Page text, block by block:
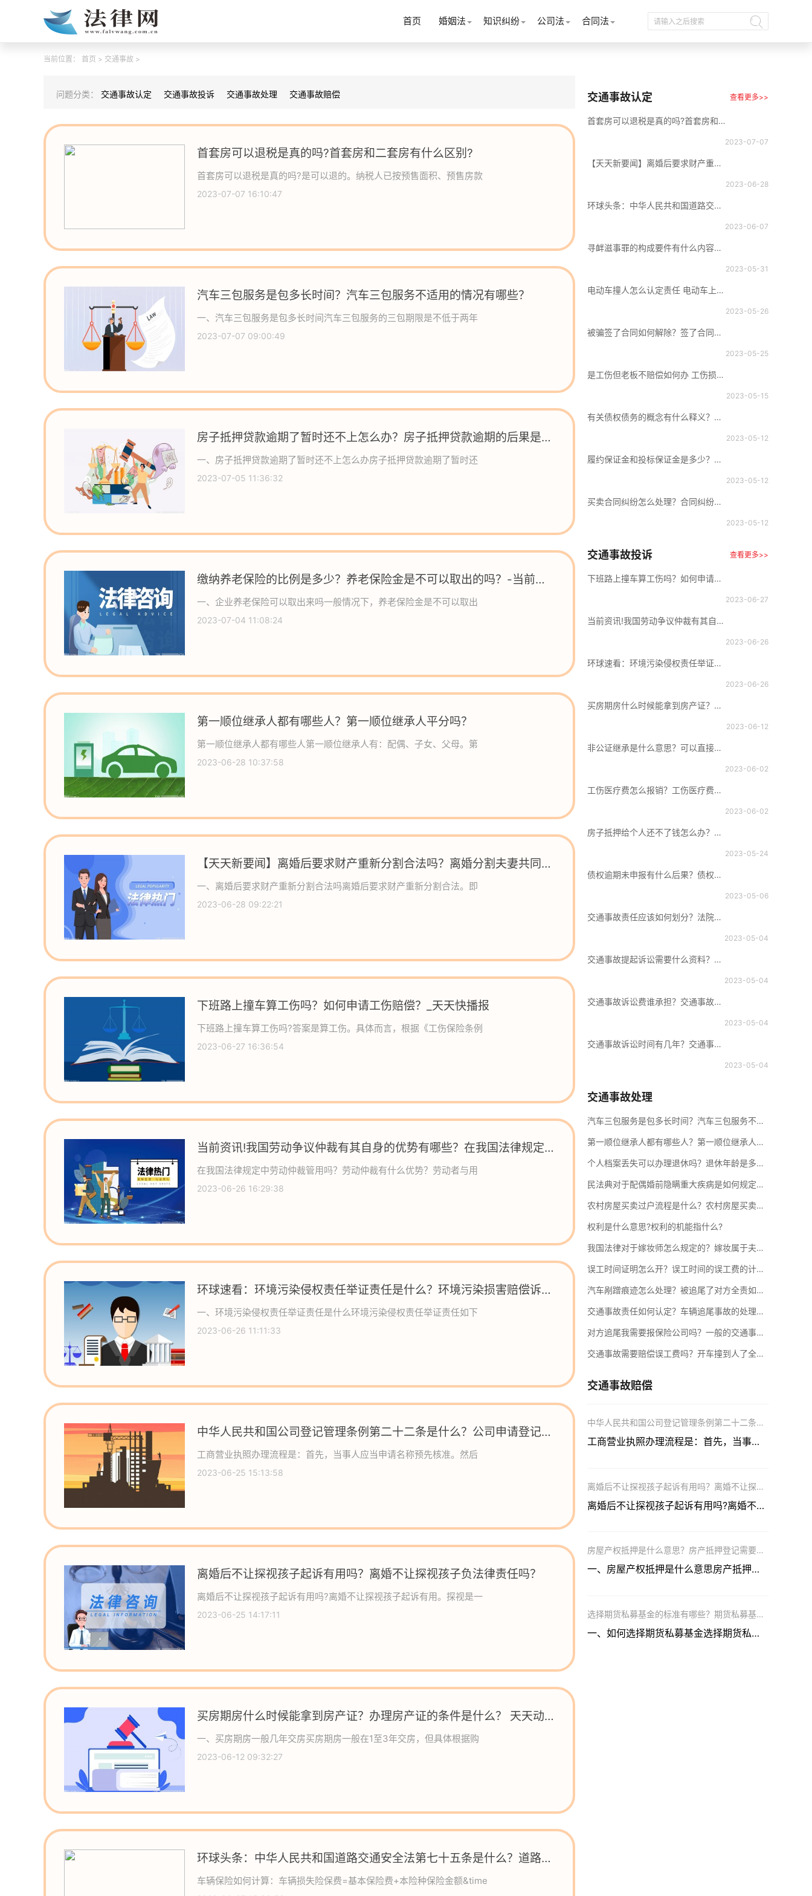
首页 婚姻法 知识纠纷 公司法 合同法
当前位置： 首页 > 交通事故 >
问题分类： 交通事故认定 交通事故投诉 交通事故处理 交通事故赔偿
首套房可以退税是真的吗?首套房和二套房有什么区别?
首套房可以退税是真的吗?是可以退的。纳税人已按预售面积、预售房款
2023-07-07 16:10:47
汽车三包服务是包多长时间？汽车三包服务不适用的情况有哪些？
一、汽车三包服务是包多长时间汽车三包服务的三包期限是不低于两年
2023-07-07 09:00:49
房子抵押贷款逾期了暂时还不上怎么办？房子抵押贷款逾期的后果是什
么？
一、房子抵押贷款逾期了暂时还不上怎么办房子抵押贷款逾期了暂时还
2023-07-05 11:36:32
缴纳养老保险的比例是多少？养老保险金是不可以取出的吗？-当前动
一、企业养老保险可以取出来吗一般情况下，养老保险金是不可以取出
2023-07-04 11:08:24
第一顺位继承人都有哪些人？第一顺位继承人平分吗？
第一顺位继承人都有哪些人第一顺位继承人有：配偶、子女、父母。第
2023-06-28 10:37:58
【天天新要闻】离婚后要求财产重新分割合法吗？离婚分割夫妻共同财
产的原则是什么？
一、离婚后要求财产重新分割合法吗离婚后要求财产重新分割合法。即
2023-06-28 09:22:21
下班路上撞车算工伤吗？如何申请工伤赔偿？_天天快播报
下班路上撞车算工伤吗?答案是算工伤。具体而言，根据《工伤保险条例
2023-06-27 16:36:54
当前资讯!我国劳动争议仲裁有其自身的优势有哪些？在我国法律规定
中劳动仲裁管用吗？
在我国法律规定中劳动仲裁管用吗？劳动仲裁有什么优势？劳动者与用
2023-06-26 16:29:38
环球速看：环境污染侵权责任举证责任是什么？环境污染损害赔偿诉讼
时效
一、环境污染侵权责任举证责任是什么环境污染侵权责任举证责任如下
2023-06-26 11:11:33
中华人民共和国公司登记管理条例第二十二条是什么？公司申请登记的
经营范围是什么？
工商营业执照办理流程是：首先，当事人应当申请名称预先核准。然后
2023-06-25 15:13:58
离婚后不让探视孩子起诉有用吗？离婚不让探视孩子负法律责任吗？
离婚后不让探视孩子起诉有用吗?离婚不让探视孩子起诉有用。探视是一
2023-06-25 14:17:11
买房期房什么时候能拿到房产证？办理房产证的条件是什么？ 天天动
一、买房期房一般几年交房买房期房一般在1至3年交房，但具体根据购
2023-06-12 09:32:27
环球头条：中华人民共和国道路交通安全法第七十五条是什么？道路交
通事故社会救助基金包含哪些内容？
车辆保险如何计算：车辆损失险保费=基本保险费+本险种保险金额&time
交通事故认定 查看更多>>
首套房可以退税是真的吗?首套房和二套房有什么区别?
2023-07-07
【天天新要闻】离婚后要求财产重新分割合法吗？离婚分割夫妻共同财产的原则是什么？
2023-06-28
环球头条：中华人民共和国道路交通安全法第七十五条是什么？道路交通事故社会救助基金包含哪些内容？
2023-06-07
寻衅滋事罪的构成要件有什么内容？寻衅滋事罪司法解释的法律依据是怎样的？
2023-05-31
电动车撞人怎么认定责任 电动车上牌照需要什么手续？
2023-05-26
被骗签了合同如何解除？签了合同不想干了要付违约金吗？
2023-05-25
是工伤但老板不赔偿如何办 工伤损害赔偿金怎么计算？
2023-05-15
有关债权债务的概念有什么释义？如何理解债权债务？
2023-05-12
履约保证金和投标保证金是多少？投标有效期是从投标人提交投标文件截止日起计算的吗？
2023-05-12
买卖合同纠纷怎么处理？合同纠纷诉讼解决时要注意什么问题？
2023-05-12
交通事故投诉 查看更多>>
下班路上撞车算工伤吗？如何申请工伤赔偿？_天天快播报
2023-06-27
当前资讯!我国劳动争议仲裁有其自身的优势有哪些？在我国法律规定中劳动仲裁管用吗？
2023-06-26
环球速看：环境污染侵权责任举证责任是什么？环境污染损害赔偿诉讼时效
2023-06-26
买房期房什么时候能拿到房产证？办理房产证的条件是什么？ 天天动态
2023-06-12
非公证继承是什么意思？可以直接办理继承手续吗？
2023-06-02
工伤医疗费怎么报销？工伤医疗费报销后归个人还是公司？
2023-06-02
房子抵押给个人还不了钱怎么办？房子抵押双方当事人需要亲自到场吗？
2023-05-24
债权逾期未申报有什么后果？债权的法律分类有哪些？
2023-05-06
交通事故责任应该如何划分？法院诉讼的时限是多久？
2023-05-04
交通事故提起诉讼需要什么资料？交通事故处理期限是多久？
2023-05-04
交通事故诉讼费谁承担？交通事故保险公司理赔要准备哪些材料？
2023-05-04
交通事故诉讼时间有几年？交通事故后谁来承担诉讼费？
2023-05-04
交通事故处理
汽车三包服务是包多长时间？汽车三包服务不适用的情况有哪些？
第一顺位继承人都有哪些人？第一顺位继承人平分吗？
个人档案丢失可以办理退休吗？退休年龄是多少？
民法典对于配偶婚前隐瞒重大疾病是如何规定的？法律禁止结婚的疾病有哪些？
农村房屋买卖过户流程是什么？农村房屋买卖有效必须符合哪四个条件？
权利是什么意思?权利的机能指什么?
我国法律对于嫁妆师怎么规定的？嫁妆属于夫妻共同财产吗？
误工时间证明怎么开？误工时间的误工费的计算方式是什么？
汽车剐蹭痕迹怎么处理？被追尾了对方全责如何赔偿？
交通事故责任如何认定？车辆追尾事故的处理措施是什么？
对方追尾我需要报保险公司吗？一般的交通事故案件多久可以结案？
交通事故需要赔偿误工费吗？开车撞到人了全责保险公司怎么赔？
交通事故赔偿
一、如何选择期货私募基金选择期货私募基金的条件如下：1 收益率。...
检车超期多久有罚款？车辆年检过期如何处罚？
一、检车超期多久有罚款超过年审期限10日内不用罚款，之后一年内补...
一、不服交通事故责任认定多久可以起诉不服交通事故责任认定随时可...
房子抵押贷款逾期了暂时还不上怎么办？房子抵押贷款逾期的后果是什么？
一、房子抵押贷款逾期了暂时还不上怎么办房子抵押贷款逾期了暂时还
缴纳养老保险的比例是多少？养老保险金是不可以取出的吗？-当前动态
中华人民共和国公司登记管理条例第二十二条是什么？公司申请登记的经营范围是什么？
工商营业执照办理流程是：首先，当事人应当申请名称预先核准。然后
离婚后不让探视孩子起诉有用吗？离婚不让探视孩子负法律责任吗？
离婚后不让探视孩子起诉有用吗?离婚不让探视孩子起诉有用。探视是一
房屋产权抵押是什么意思？房产抵押登记需要多久？
一、房屋产权抵押是什么意思房产抵押的意思是指产权所有人以房契作...
选择期货私募基金的标准有哪些？期货私募基金的类型有哪些？
一、如何选择期货私募基金选择期货私募基金的条件如下：1 收益率。...